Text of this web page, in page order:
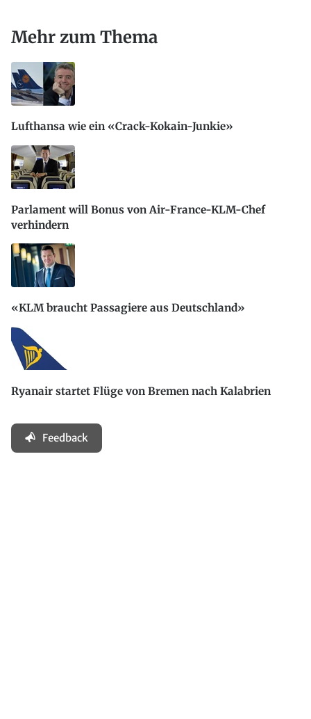
Mehr zum Thema
Lufthansa wie ein «Crack-Kokain-Junkie»
Parlament will Bonus von Air-France-KLM-Chef
verhindern
«KLM braucht Passagiere aus Deutschland»
Ryanair startet Flüge von Bremen nach Kalabrien
Feedback